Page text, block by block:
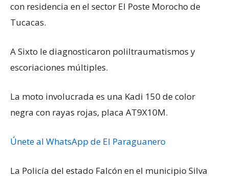
con residencia en el sector El Poste Morocho de
Tucacas.
A Sixto le diagnosticaron poliltraumatismos y
escoriaciones múltiples.
La moto involucrada es una Kadi 150 de color
negra con rayas rojas, placa AT9X10M.
Únete al WhatsApp de El Paraguanero
La Policía del estado Falcón en el municipio Silva